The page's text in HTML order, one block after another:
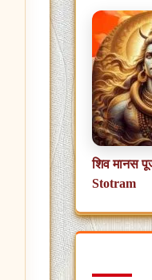
शिव मानस
Stotram